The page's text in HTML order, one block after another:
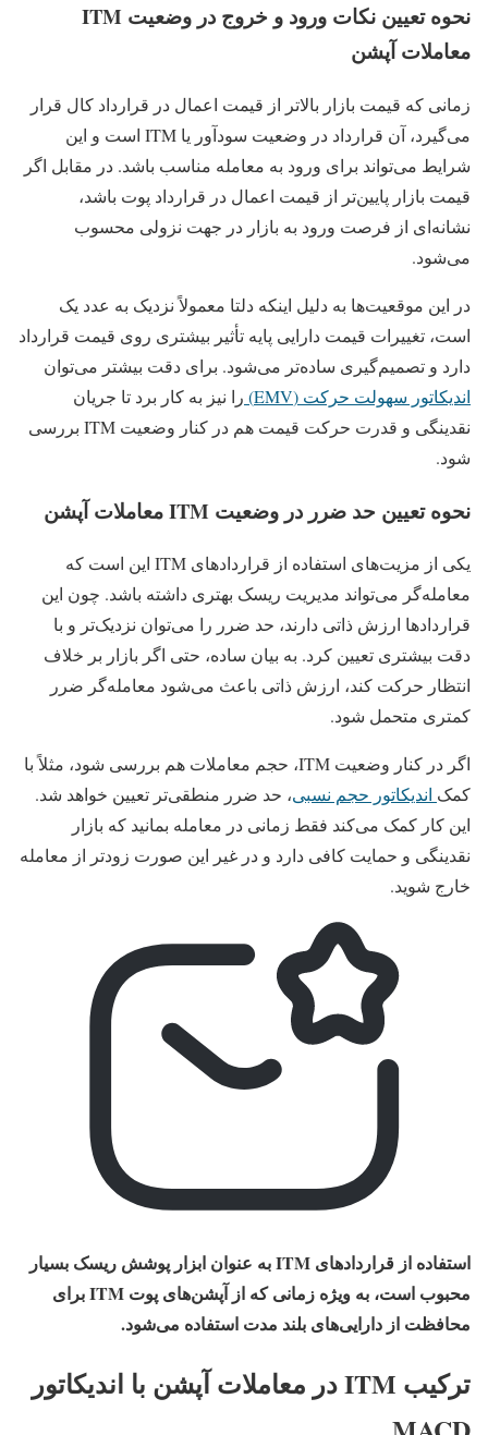
نحوه تعیین نکات ورود و خروج در وضعیت ITM
معاملات آپشن
زمانی که قیمت بازار بالاتر از قیمت اعمال در قرارداد کال قرار
می‌گیرد، آن قرارداد در وضعیت سودآور یا ITM است و این
شرایط می‌تواند برای ورود به معامله مناسب باشد. در مقابل اگر
قیمت بازار پایین‌تر از قیمت اعمال در قرارداد پوت باشد،
نشانه‌ای از فرصت ورود به بازار در جهت نزولی محسوب
می‌شود.
در این موقعیت‌ها به دلیل اینکه دلتا معمولاً نزدیک به عدد یک
است، تغییرات قیمت دارایی پایه تأثیر بیشتری روی قیمت قرارداد
دارد و تصمیم‌گیری ساده‌تر می‌شود. برای دقت بیشتر می‌توان
اندیکاتور سهولت حرکت (EMV)
را نیز به کار برد تا جریان
نقدینگی و قدرت حرکت قیمت هم در کنار وضعیت ITM بررسی
شود.
نحوه تعیین حد ضرر در وضعیت ITM معاملات آپشن
یکی از مزیت‌های استفاده از قراردادهای ITM این است که
معامله‌گر می‌تواند مدیریت ریسک بهتری داشته باشد. چون این
قراردادها ارزش ذاتی دارند، حد ضرر را می‌توان نزدیک‌تر و با
دقت بیشتری تعیین کرد. به بیان ساده، حتی اگر بازار بر خلاف
انتظار حرکت کند، ارزش ذاتی باعث می‌شود معامله‌گر ضرر
کمتری متحمل شود.
اگر در کنار وضعیت ITM، حجم معاملات هم بررسی شود، مثلاً با
کمک اندیکاتور حجم نسبی، حد ضرر منطقی‌تر تعیین خواهد شد.
این کار کمک می‌کند فقط زمانی در معامله بمانید که بازار
نقدینگی و حمایت کافی دارد و در غیر این صورت زودتر از معامله
خارج شوید.
استفاده از قراردادهای ITM به‌ عنوان ابزار پوشش ریسک بسیار
محبوب است، به‌ ویژه زمانی که از آپشن‌های پوت ITM برای
محافظت از دارایی‌های بلند مدت استفاده می‌شود.
ترکیب ITM در معاملات آپشن با اندیکاتور